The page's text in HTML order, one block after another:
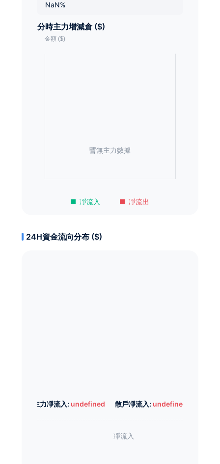
NaN%
分時主力增減倉 ($)
凈流入 凈流出
暫無主力數據
24H資金流向分布 ($)
主力凈流入: undefined 散戶凈流入: undefined